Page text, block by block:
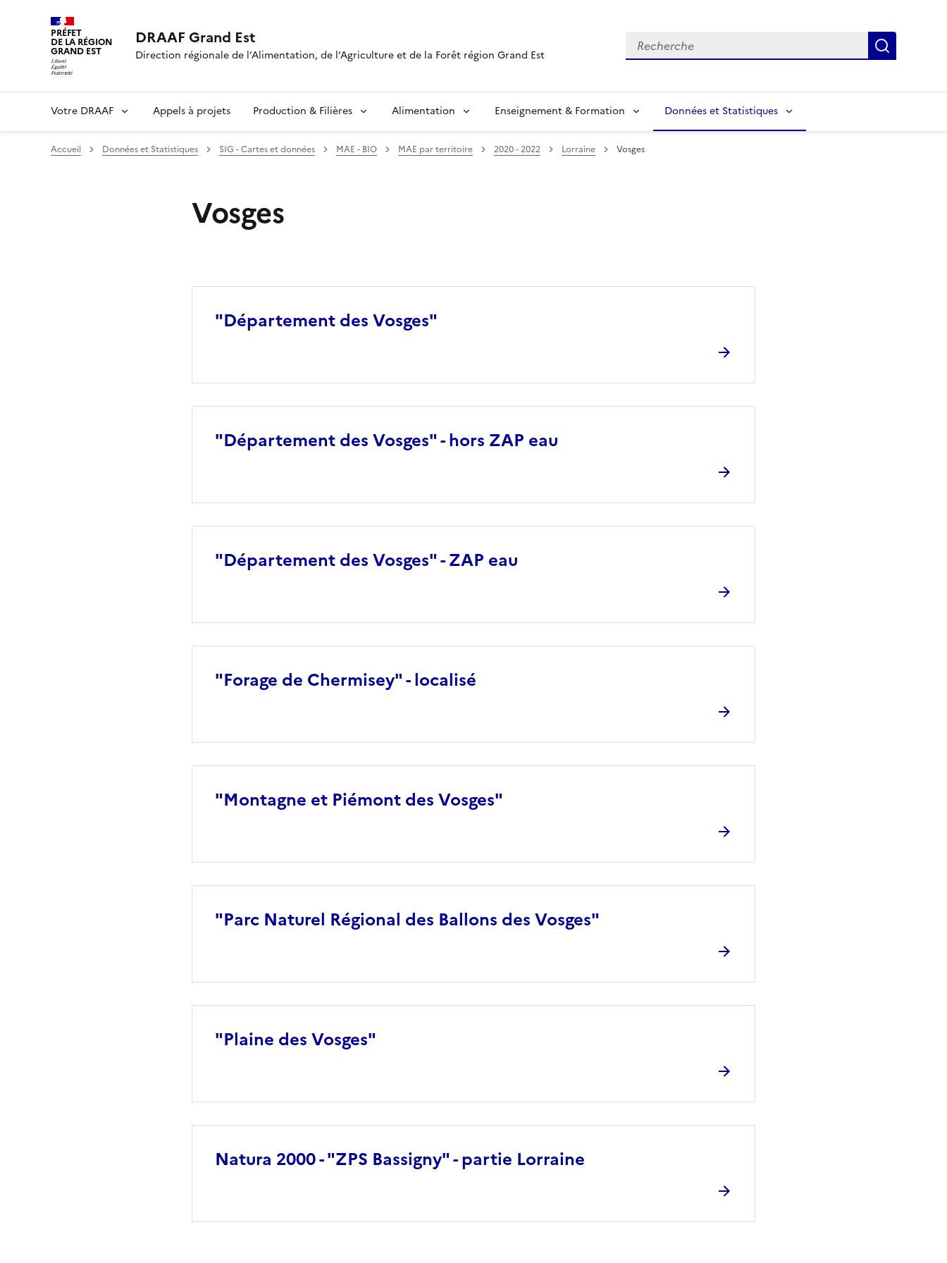
PRÉFET
DE LA RÉGION
GRAND EST
DRAAF Grand Est
Direction régionale de l’Alimentation, de l’Agriculture et de la Forêt région Grand Est
Recherche
Votre DRAAF Appels à projets Production & Filières Alimentation Enseignement & Formation Données et Statistiques
Accueil Données et Statistiques SIG - Cartes et données MAE - BIO MAE par territoire 2020 - 2022 Lorraine Vosges
Vosges
"Département des Vosges"
"Département des Vosges" - hors ZAP eau
"Département des Vosges" - ZAP eau
"Forage de Chermisey" - localisé
"Montagne et Piémont des Vosges"
"Parc Naturel Régional des Ballons des Vosges"
"Plaine des Vosges"
Natura 2000 - "ZPS Bassigny" - partie Lorraine